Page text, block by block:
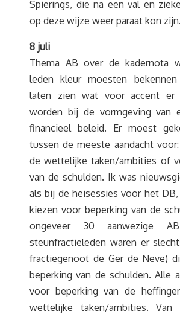
Spierings, die na een val en
op deze wijze weer paraat kon zijn.
8 juli
Thema AB over de kadernota
leden kleur moesten
laten zien wat voor accent er
worden bij de vormgeving van
financieel beleid. Er moest
tussen de meeste aandacht
de wettelijke taken/ambities of
van de schulden. Ik was
als bij de heisessies voor het
kiezen voor beperking van de
ongeveer 30 aanwezige
steunfractieleden waren er
fractiegenoot de Ger de Neve)
beperking van de schulden. Alle
voor beperking van de
wettelijke taken/ambities.